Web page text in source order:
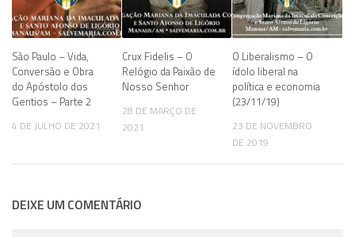
São Paulo – Vida,
Conversão e Obra
do Apóstolo dos
Gentios – Parte 2
4 DE JULHO DE 2021
Crux Fidelis – O
Relógio da Paixão de
Nosso Senhor
28 DE MARÇO DE
2021
O Liberalismo – O
ídolo liberal na
política e economia
(23/11/19)
23 DE NOVEMBRO
DE 2019
DEIXE UM COMENTÁRIO